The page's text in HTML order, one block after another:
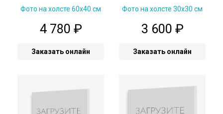
Фото на холсте 60х40 см
4 780 ₽
Заказать онлайн
Фото на холсте 30х30 см
3 600 ₽
Заказать онлайн